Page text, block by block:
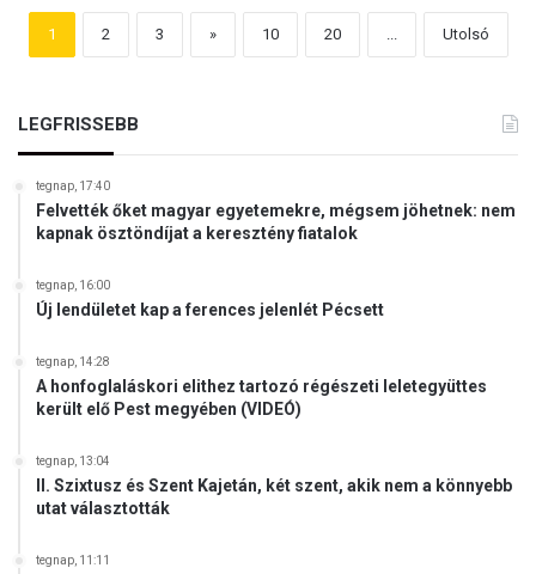
1 2 3 » 10 20 ... Utolsó
LEGFRISSEBB
tegnap, 17:40
Felvették őket magyar egyetemekre, mégsem jöhetnek: nem
kapnak ösztöndíjat a keresztény fiatalok
tegnap, 16:00
Új lendületet kap a ferences jelenlét Pécsett
tegnap, 14:28
A honfoglaláskori elithez tartozó régészeti leletegyüttes
került elő Pest megyében (VIDEÓ)
tegnap, 13:04
II. Szixtusz és Szent Kajetán, két szent, akik nem a könnyebb
utat választották
tegnap, 11:11